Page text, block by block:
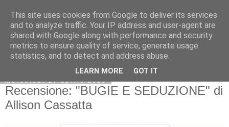
mercoledì 27 aprile 2016
Recensione: "BUGIE E SEDUZIONE" di
Allison Cassatta
This site uses cookies from Google to deliver its services
and to analyze traffic. Your IP address and user-agent are
shared with Google along with performance and security
metrics to ensure quality of service, generate usage
statistics, and to detect and address abuse.
LEARN MORE GOT IT